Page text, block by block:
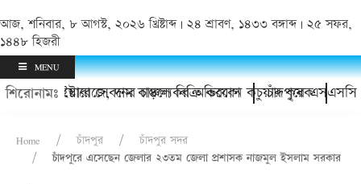
আজ, শনিবার, ৮ আগস্ট, ২০২৬ খ্রিষ্টাব্দ | ২৪ শ্রাবণ, ১৪৩৩ বঙ্গাব্দ | ২৫ সফর,
১৪৪৮ হিজরী
MENU
শিরোনামঃও ইয়াবা সেবনের চাঞ্চল্যকর অভিযোগ চাঁদপুরে এসএসসি ৯৭
স্টোরেজে, দাম বাড়লে বিক্রি করবেন কচুয়ার কৃষক
Home চাঁদপুর
চাঁদপুর সদর
চাঁদপুরে এসেছেন জেলার ২৩তম জেলা প্রশাসক নাজমুল ইসলাম সরকার